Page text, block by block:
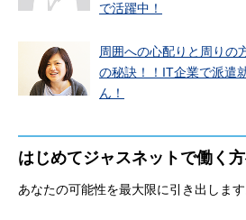
で活躍中！
周囲への心配りと周りの
の秘訣！！IT企業で派遣
ん！
はじめてジャスネットで働く
あなたの可能性を最大限に引き出します